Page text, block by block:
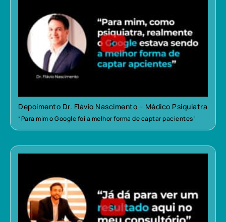
Depoimento Dr. Flávio Nascimento – Médico Psiquiatra
“Para mim o Google foi a melhor forma de captar pacientes”